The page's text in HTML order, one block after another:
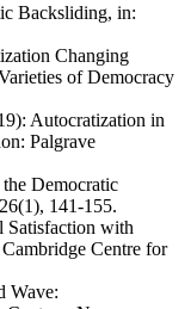
Backsliding, in:
Changing
of Democracy
Autocratization in
Palgrave
Democratic
141-155.
Satisfaction with
Centre for
Wave: